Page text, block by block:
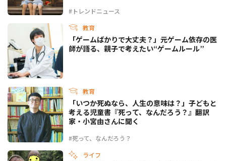
#トレンドニュース
教育
「ゲームばかりで大丈夫？」元ゲーム依存の医
師が語る、親子で考えたい“ゲームルール”
教育
#死って、なんだろう？
「いつか死ぬなら、人生の意味は？」子どもと
考える児童書『死って、なんだろう？』翻訳
家・小宮由さんに聞く
ライフ